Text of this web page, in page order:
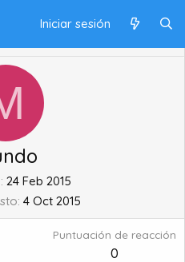
Iniciar sesión
24 Feb 2015
4 Oct 2015
Puntuación de reacción
0